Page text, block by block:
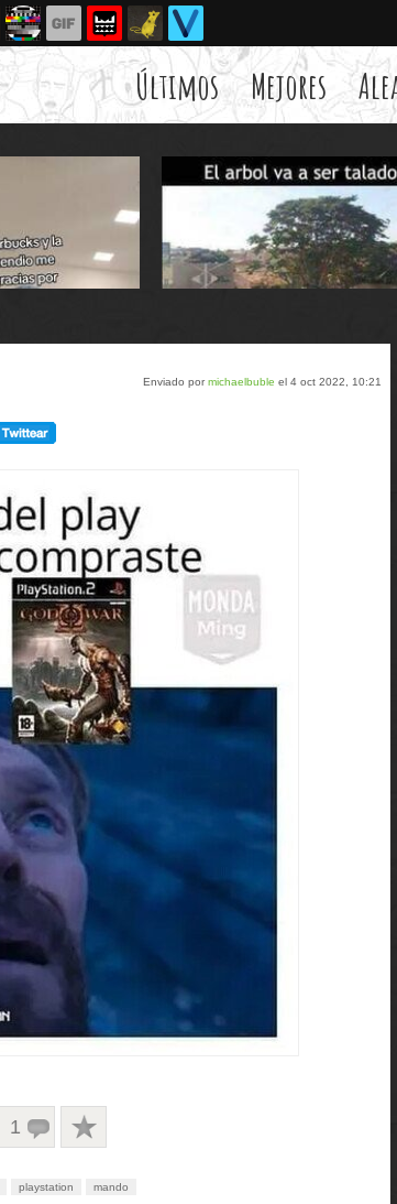
Últimos Mejores
Enviado pormichaelbuble el 4 oct 2022, 10:21
1
playstation mando